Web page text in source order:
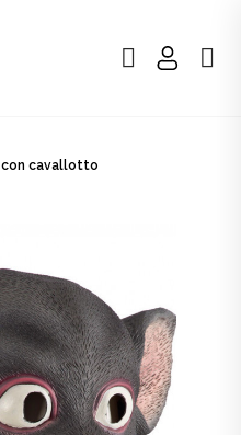
con cavallotto